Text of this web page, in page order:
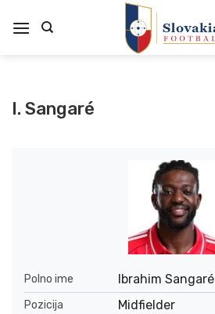
na
I. Sangaré
Polno ime Ibrahim Sangaré
Pozicija Midfielder